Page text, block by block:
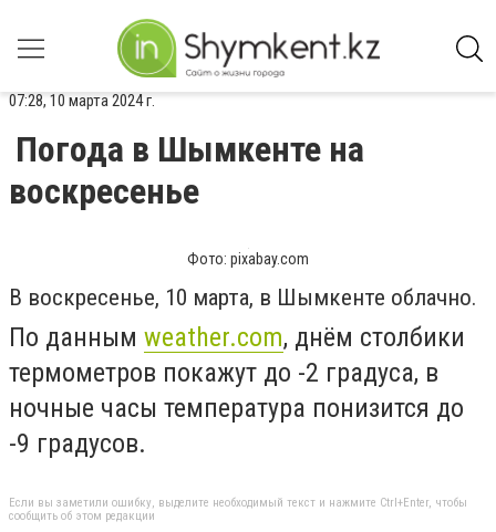
07:28, 10 марта 2024 г.
Погода в Шымкенте на
воскресенье
Фото: pixabay.com
В воскресенье, 10 марта, в Шымкенте облачно.
По данным weather.com, днём столбики
термометров покажут до -2 градуса, в
ночные часы температура понизится до
-9 градусов.
Если вы заметили ошибку, выделите необходимый текст и нажмите Ctrl+Enter, чтобы
сообщить об этом редакции